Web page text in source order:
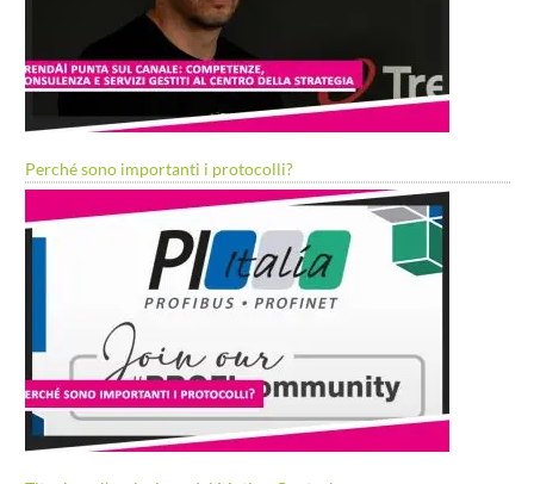
Perché sono importanti i protocolli?